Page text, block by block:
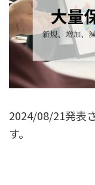
2024/08/21発表
す。